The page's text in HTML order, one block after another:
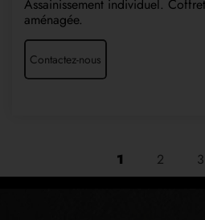
Assainissement individuel.
aménagée.
Contactez-nous
1 2 3